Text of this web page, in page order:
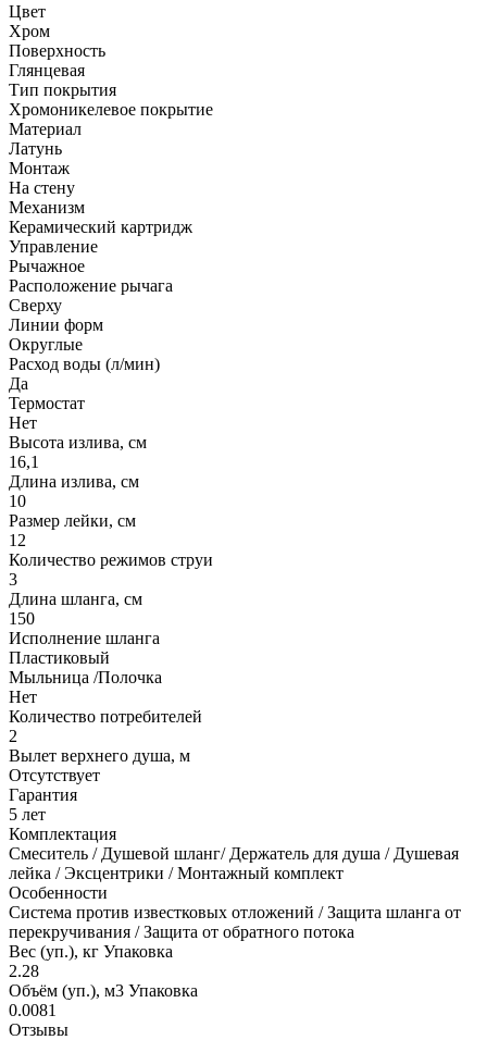
Цвет
Хром
Поверхность
Глянцевая
Тип покрытия
Хромоникелевое покрытие
Материал
Латунь
Монтаж
На стену
Механизм
Керамический картридж
Управление
Рычажное
Расположение рычага
Сверху
Линии форм
Округлые
Расход воды (л/мин)
Да
Термостат
Нет
Высота излива, см
16,1
Длина излива, см
10
Размер лейки, см
12
Количество режимов струи
3
Длина шланга, см
150
Исполнение шланга
Пластиковый
Мыльница /Полочка
Нет
Количество потребителей
2
Вылет верхнего душа, м
Отсутствует
Гарантия
5 лет
Комплектация
Смеситель / Душевой шланг/ Держатель для душа / Душевая
лейка / Эксцентрики / Монтажный комплект
Особенности
Система против известковых отложений / Защита шланга от
перекручивания / Защита от обратного потока
Вес (уп.), кг Упаковка
2.28
Объём (уп.), м3 Упаковка
0.0081
Отзывы